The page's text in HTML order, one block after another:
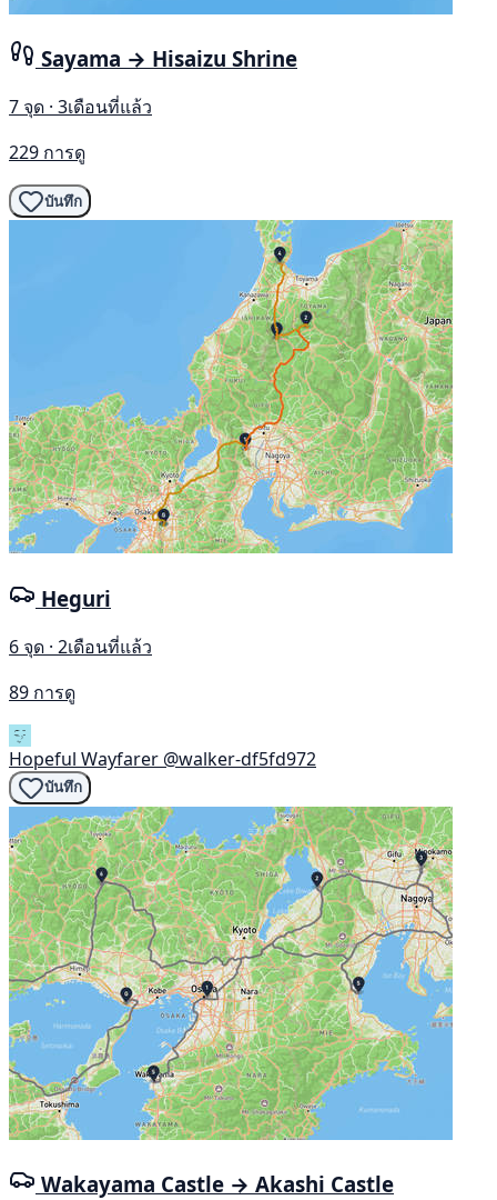
Sayama → Hisaizu Shrine
7 จุด · 3เดือนที่แล้ว
229 การดู
บันทึก
Heguri
6 จุด · 2เดือนที่แล้ว
89 การดู
Hopeful Wayfarer @walker-df5fd972
บันทึก
Wakayama Castle → Akashi Castle